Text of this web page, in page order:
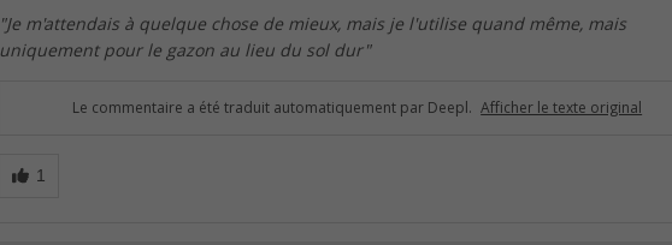
"Je m'attendais à quelque chose de mieux, mais je l'utilise quand même, mais
uniquement pour le gazon au lieu du sol dur"
Le commentaire a été traduit automatiquement par Deepl. Afficher le texte original